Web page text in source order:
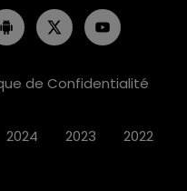
de Confidentialité
2024 2023 2022